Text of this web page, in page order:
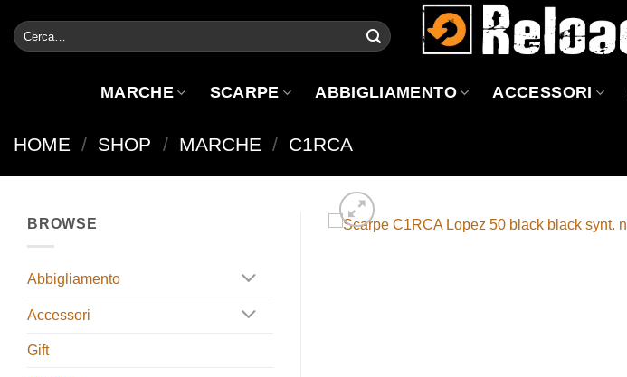
contenuti
Cerca:
MARCHE SCARPE ABBIGLIAMENTO ACCESSORI
HOME / SHOP / MARCHE / C1RCA
BROWSE
Abbigliamento
Accessori
Gift